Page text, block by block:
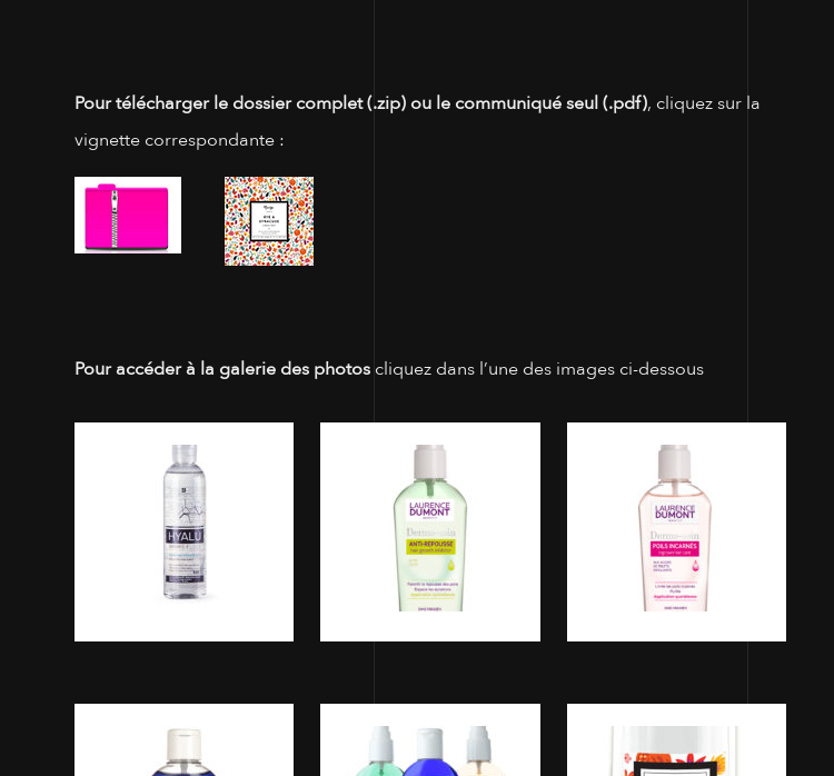
Pour télécharger le dossier complet (.zip) ou le communiqué seul (.pdf), cliquez sur la
vignette correspondante :
Pour accéder à la galerie des photos cliquez dans l’une des images ci-dessous